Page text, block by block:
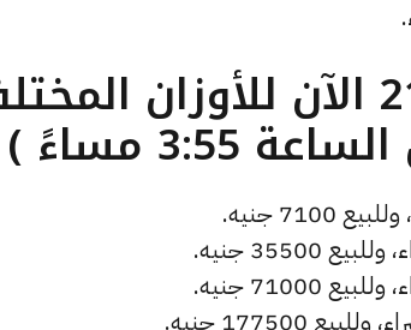
ما هو سعر الذهب عيار 21 الآن للأوزان